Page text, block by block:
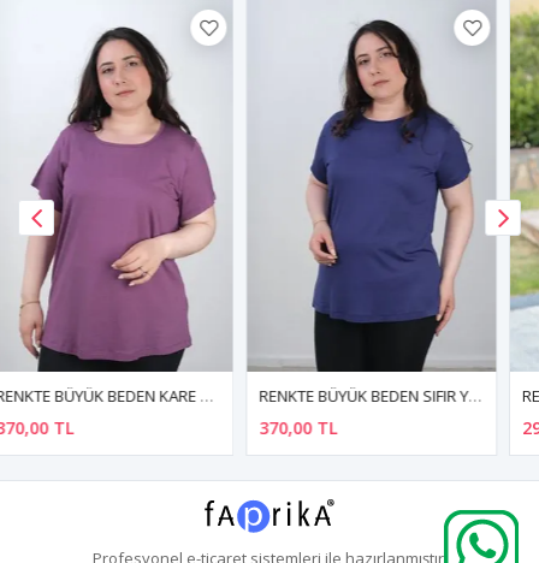
370,00 TL 290,00 TL
Profesyonel e-ticaretsistemleri ile hazırlanmıştır.